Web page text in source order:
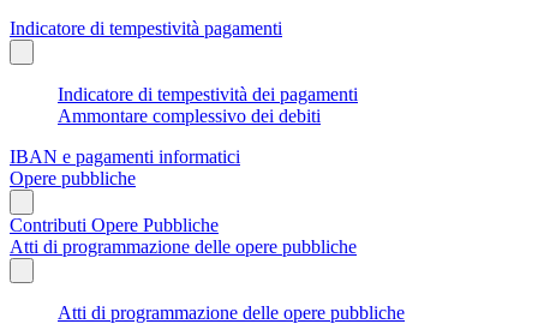
Indicatore di tempestività pagamenti
Indicatore di tempestività dei pagamenti
Ammontare complessivo dei debiti
IBAN e pagamenti informatici
Opere pubbliche
Contributi Opere Pubbliche
Atti di programmazione delle opere pubbliche
Atti di programmazione delle opere pubbliche